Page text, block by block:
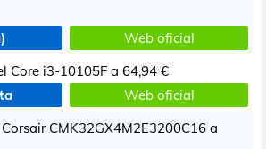
Web oficial
Core i3-10105F a 64,94 €
Web oficial
CMK32GX4M2E3200C16 a